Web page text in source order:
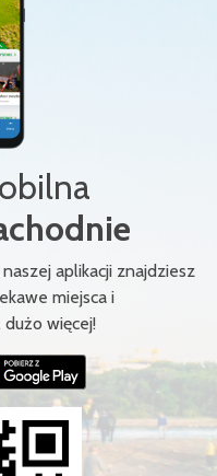
aplikacji znajdziesz
miejsca i
więcej!